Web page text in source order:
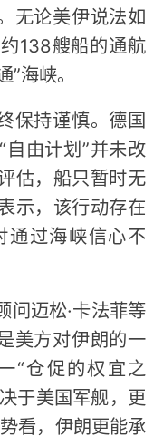
无论美伊说法如
138艘船的通航
海峡。
保持谨慎。德国
由计划”并未改
估，船只暂时无
示，该行动存在
通过海峡信心不
问迈松·卡法菲等
美方对伊朗的一
“仓促的权宜之
于美国军舰，更
看，伊朗更能承